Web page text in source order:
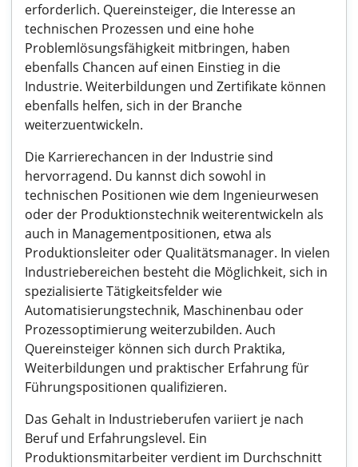
erforderlich. Quereinsteiger, die Interesse an
technischen Prozessen und eine hohe
Problemlösungsfähigkeit mitbringen, haben
ebenfalls Chancen auf einen Einstieg in die
Industrie. Weiterbildungen und Zertifikate können
ebenfalls helfen, sich in der Branche
weiterzuentwickeln.
Die Karrierechancen in der Industrie sind
hervorragend. Du kannst dich sowohl in
technischen Positionen wie dem Ingenieurwesen
oder der Produktionstechnik weiterentwickeln als
auch in Managementpositionen, etwa als
Produktionsleiter oder Qualitätsmanager. In vielen
Industriebereichen besteht die Möglichkeit, sich in
spezialisierte Tätigkeitsfelder wie
Automatisierungstechnik, Maschinenbau oder
Prozessoptimierung weiterzubilden. Auch
Quereinsteiger können sich durch Praktika,
Weiterbildungen und praktischer Erfahrung für
Führungspositionen qualifizieren.
Das Gehalt in Industrieberufen variiert je nach
Beruf und Erfahrungslevel. Ein
Produktionsmitarbeiter verdient im Durchschnitt